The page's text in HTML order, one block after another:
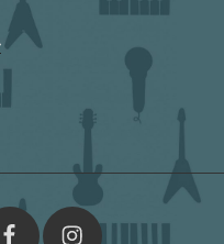
FacebookInstagram